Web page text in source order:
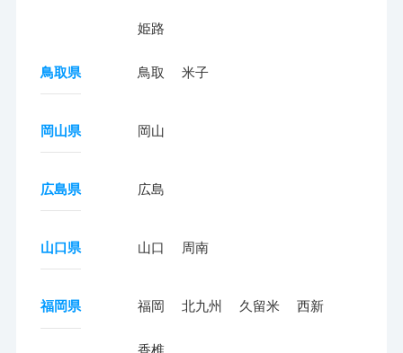
姫路
鳥取県 鳥取 米子
岡山県 岡山
広島県 広島
山口県 山口 周南
福岡県 福岡 北九州 久留米 西新
香椎